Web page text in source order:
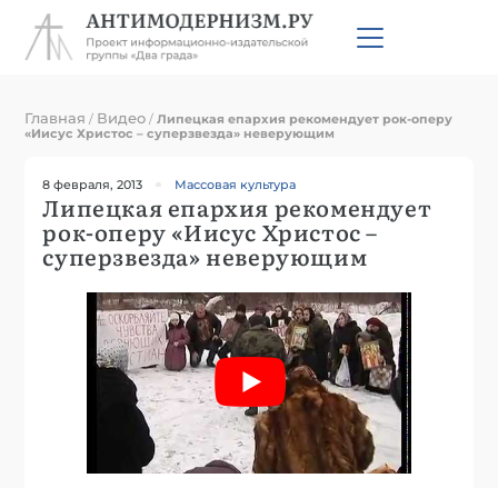
Главная / Видео /Липецкая епархия рекомендует рок-оперу
«Иисус Христос – суперзвезда» неверующим
8 февраля, 2013 Массовая культура
Липецкая епархия рекомендует
рок-оперу «Иисус Христос –
суперзвезда» неверующим